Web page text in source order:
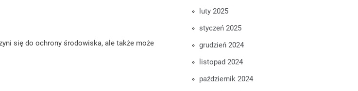
się do ochrony środowiska, ale także może
luty 2025
styczeń 2025
grudzień 2024
listopad 2024
październik 2024